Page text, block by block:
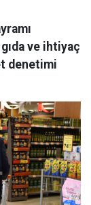
ve ihtiyaç
denetimi